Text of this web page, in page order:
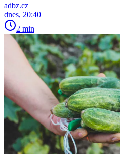
adbz.cz
dnes, 20:40
2 min